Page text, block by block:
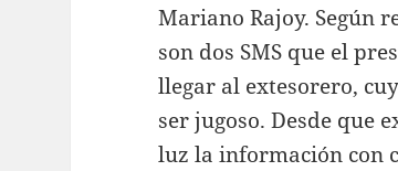
Mariano Rajoy. Según
son dos SMS que el
llegar al extesorero,
ser jugoso. Desde que
luz la información con